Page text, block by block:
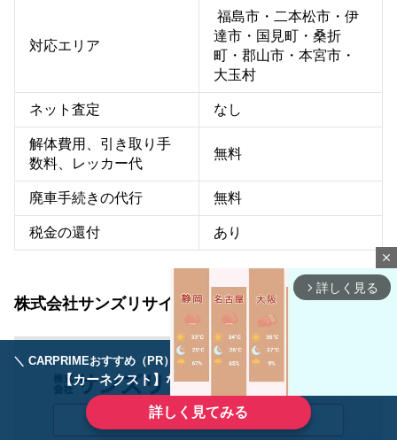
＼ CARPRIMEおすすめ（PR） ／ディーラーで手放すのはもったいない！
【カーネクスト】ならどんなクルマも高価買取
詳しく見てみる
対応エリア
福島市・二本松市・伊
達市・国見町・桑折
町・郡山市・本宮市・
大玉村
ネット査定 なし
解体費用、引き取り手
数料、レッカー代
無料
廃車手続きの代行 無料
税金の還付 あり
株式会社サンズリサイクルサービス
close
arrow_forward_ios 詳しく見る